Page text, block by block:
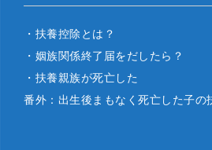
・扶養控除とは？
・姻族関係終了届をだしたら？
・扶養親族が死亡した
番外：出生後まもなく死亡した子の